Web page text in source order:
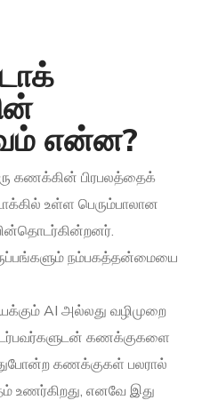
என்ன?
கணக்கின் பிரபலத்தைக்
உள்ள பெரும்பாலான
நம்பகத்தன்மையை
AI அல்லது வழிமுறை
கணக்குகளை
கணக்குகள் பலரால்
உணர்கிறது, எனவே இது